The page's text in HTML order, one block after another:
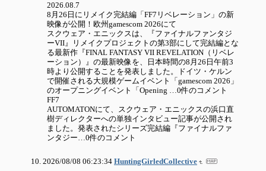
2026.08.7
8月26日にリメイク完結編「FF7リベレーション」の新
映像が公開！欧州gamescom 2026にて
スクウェア・エニックスは、『ファイナルファンタジ
ーVII』リメイクプロジェクトの第3部にして完結編とな
る最新作『FINAL FANTASY VII REVELATION（リベレ
ーション）』の最新映像を、日本時間の8月26日午前3
時より公開することを発表しました。ドイツ・ケルン
で開催される大規模ゲームイベント「gamescom 2026」
のオープニングイベント「Opening …0件のコメント
FF7
AUTOMATONにて、スクウェア・エニックスの浜口直
樹ディレクターへの単独インタビュー記事が公開され
ました。発表されたシリーズ完結編『ファイナルファ
ンタジー…0件のコメント
2026/08/08 06:23:34 HuntingGirledCollective